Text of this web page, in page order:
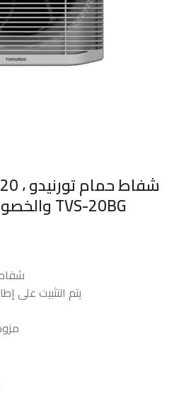
والخصوصية ، أسود × رمادي TVS-20BG
شفاط
يتم التثبيت على إطار